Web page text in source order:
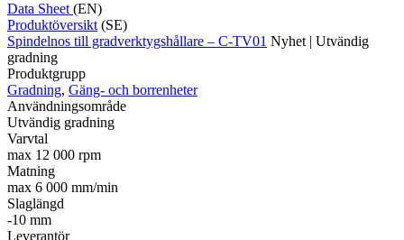
Data Sheet (EN)
Produktöversikt (SE)
Spindelnos till gradverktygshållare – C-TV01 Nyhet | Utvändig
gradning
Produktgrupp
Gradning, Gäng- och borrenheter
Användningsområde
Utvändig gradning
Varvtal
max 12 000 rpm
Matning
max 6 000 mm/min
Slaglängd
-10 mm
Leverantör